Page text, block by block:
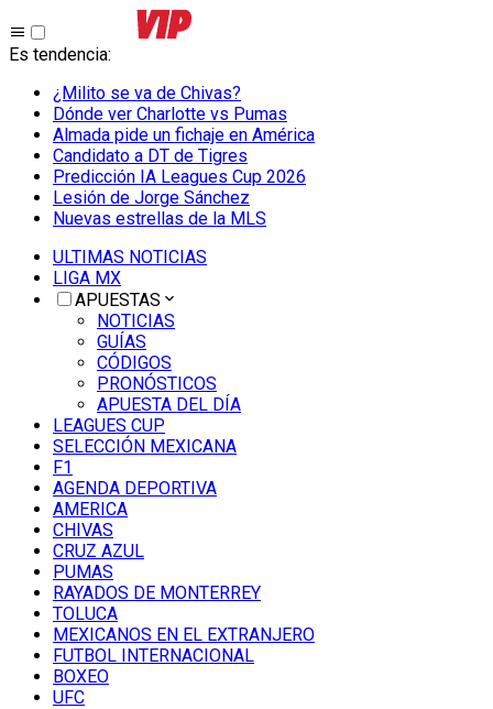
Es tendencia:
¿Milito se va de Chivas?
Dónde ver Charlotte vs Pumas
Almada pide un fichaje en América
Candidato a DT de Tigres
Predicción IA Leagues Cup 2026
Lesión de Jorge Sánchez
Nuevas estrellas de la MLS
ULTIMAS NOTICIAS
LIGA MX
APUESTAS
NOTICIAS
GUÍAS
CÓDIGOS
PRONÓSTICOS
APUESTA DEL DÍA
LEAGUES CUP
SELECCIÓN MEXICANA
F1
AGENDA DEPORTIVA
AMERICA
CHIVAS
CRUZ AZUL
PUMAS
RAYADOS DE MONTERREY
TOLUCA
MEXICANOS EN EL EXTRANJERO
FUTBOL INTERNACIONAL
BOXEO
UFC